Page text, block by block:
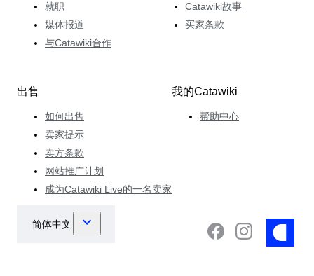
就职
媒体报道
与Catawiki合作
Catawiki故事
买家条款
出售
如何出售
卖家提示
卖方条款
网站推广计划
成为Catawiki Live的一名卖家
我的Catawiki
帮助中心